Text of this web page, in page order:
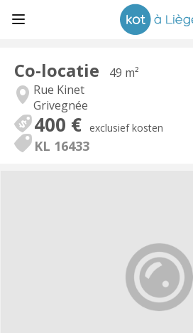
Co-locatie
49 m²
Rue Kinet
Grivegnée
400 € exclusief kosten
KL 16433